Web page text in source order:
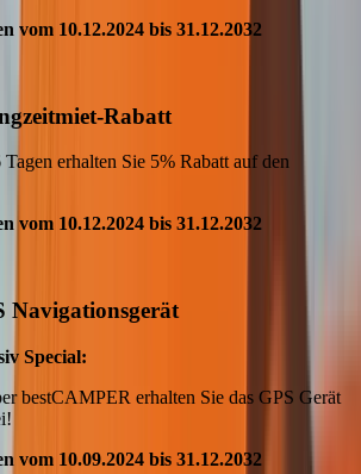
vom 10.12.2024 bis 31.12.2032
Rabatt
erhalten Sie 5% Rabatt auf den
vom 10.12.2024 bis 31.12.2032
Navigationsgerät
Special:
bestCAMPER erhalten Sie das GPS Gerät
vom 10.09.2024 bis 31.12.2032